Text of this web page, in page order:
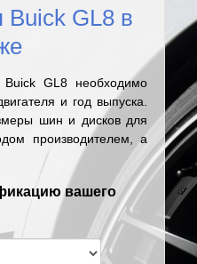
GL8 в
GL8 необходимо
и год выпуска.
шин и дисков для
производителем, а
вашего